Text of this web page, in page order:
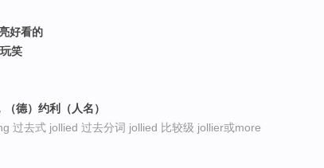
好看的
笑
德）约利（人名）
过去式 jollied 过去分词 jollied 比较级 jollier或more